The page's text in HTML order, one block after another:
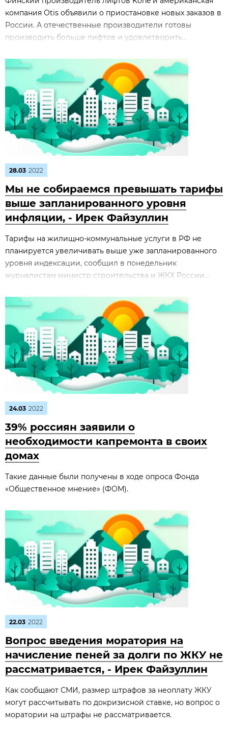
компания Otis объявили о приостановке новых заказов в
России. А отечественные производители готовы
производить больше лифтов и удовлетворить...
28.03 2022
Мы не собираемся превышать тарифы
выше запланированного уровня
инфляции, - Ирек Файзуллин
Тарифы на жилищно-коммунальные услуги в РФ не
планируется увеличивать выше уже запланированного
уровня индексации, сообщил в понедельник
журналистам министр строительства и ЖКХ России...
24.03 2022
39% россиян заявили о
необходимости капремонта в своих
домах
Такие данные были получены в ходе опроса Фонда
«Общественное мнение» (ФОМ).
22.03 2022
Вопрос введения моратория на
начисление пеней за долги по ЖКУ не
рассматривается, - Ирек Файзуллин
Как сообщают СМИ, размер штрафов за неоплату ЖКУ
могут рассчитывать по докризисной ставке, но вопрос о
моратории на штрафы не рассматривается.